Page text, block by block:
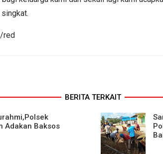
red
BERITA TERKAIT
Adakan Baksos